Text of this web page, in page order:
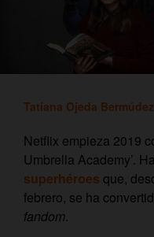
Tatiana Ojeda Bermúdez
Netflix empieza 2019
Umbrella Academy’.
superhéroes que,
febrero, se ha
fandom.